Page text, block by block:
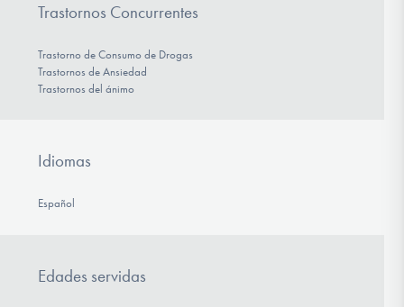
Trastornos Concurrentes
Trastorno de Consumo de Drogas
Trastornos de Ansiedad
Trastornos del ánimo
Idiomas
Español
Edades servidas